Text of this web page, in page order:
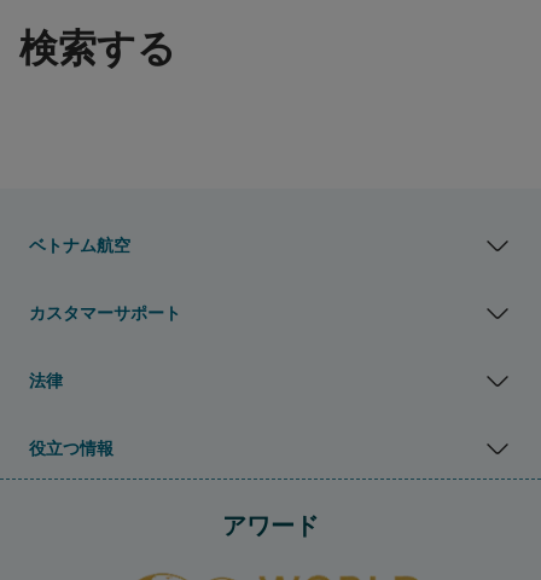
検索する
ベトナム航空
カスタマーサポート
法律
役立つ情報
アワード